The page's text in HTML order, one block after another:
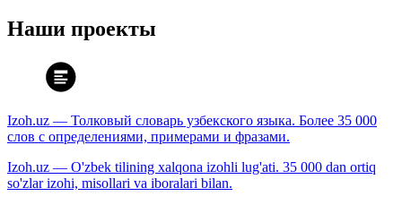
Наши проекты
Izoh.uz — Толковый словарь узбекского языка. Более 35 000
слов с определениями, примерами и фразами.
Izoh.uz — O'zbek tilining xalqona izohli lug'ati. 35 000 dan ortiq
so'zlar izohi, misollari va iboralari bilan.